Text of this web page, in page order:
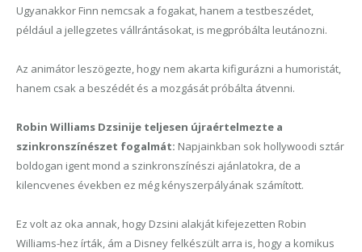
Ugyanakkor Finn nemcsak a fogakat, hanem a testbeszédet,
például a jellegzetes vállrántásokat, is megpróbálta leutánozni.
Az animátor leszögezte, hogy nem akarta kifigurázni a humoristát,
hanem csak a beszédét és a mozgását próbálta átvenni.
Robin Williams Dzsinije teljesen újraértelmezte a
szinkronszínészet fogalmát: Napjainkban sok hollywoodi sztár
boldogan igent mond a szinkronszínészi ajánlatokra, de a
kilencvenes években ez még kényszerpályának számított.
Ez volt az oka annak, hogy Dzsini alakját kifejezetten Robin
Williams-hez írták, ám a Disney felkészült arra is, hogy a komikus